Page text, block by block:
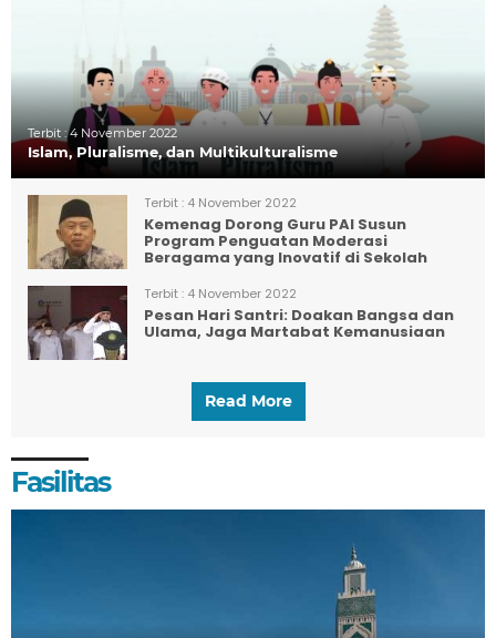
Terbit :4 November 2022
Islam, Pluralisme, dan Multikulturalisme
Terbit : 4 November 2022
Kemenag Dorong Guru PAI Susun
Program Penguatan Moderasi
Beragama yang Inovatif di Sekolah
Terbit : 4 November 2022
Pesan Hari Santri: Doakan Bangsa dan
Ulama, Jaga Martabat Kemanusiaan
Read More
Fasilitas